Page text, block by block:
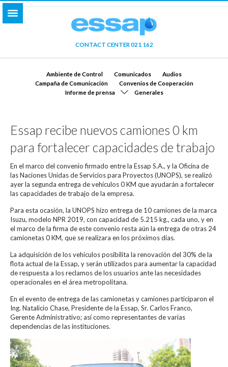
CONTACT CENTER 021 162
Ambiente de Control Comunicados
Audios
Campaña de Comunicación
Convenios de Cooperación
Informe de prensa
Generales
Essap recibe nuevos camiones 0 km
para fortalecer capacidades de trabajo
En el marco del convenio firmado entre la Essap S.A., y la Oficina de
las Naciones Unidas de Servicios para Proyectos (UNOPS), se realizó
ayer la segunda entrega de vehículos 0 KM que ayudarán a fortalecer
las capacidades de trabajo de la empresa.
Para esta ocasión, la UNOPS hizo entrega de 10 camiones de la marca
Isuzu, modelo NPR 2019, con capacidad de 5.215 kg., cada uno, y en
el marco de la firma de este convenio resta aún la entrega de otras 24
camionetas 0 KM, que se realizara en los próximos días.
La adquisición de los vehículos posibilita la renovación del 30% de la
flota actual de la Essap, y serán utilizados para aumentar la capacidad
de respuesta a los reclamos de los usuarios ante las necesidades
operacionales en el área metropolitana.
En el evento de entrega de las camionetas y camiones participaron el
Ing. Natalicio Chase, Presidente de la Essap, Sr. Carlos Franco,
Gerente Administrativo; así como representantes de varias
dependencias de las instituciones.